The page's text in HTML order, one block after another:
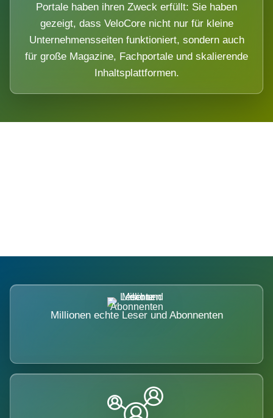
Portale haben ihren Zweck erfüllt: Sie haben
gezeigt, dass VeloCore nicht nur für kleine
Unternehmensseiten funktioniert, sondern auch
für große Magazine, Fachportale und skalierende
Inhaltsplattformen.
Millionen echte Leser und Abonnenten